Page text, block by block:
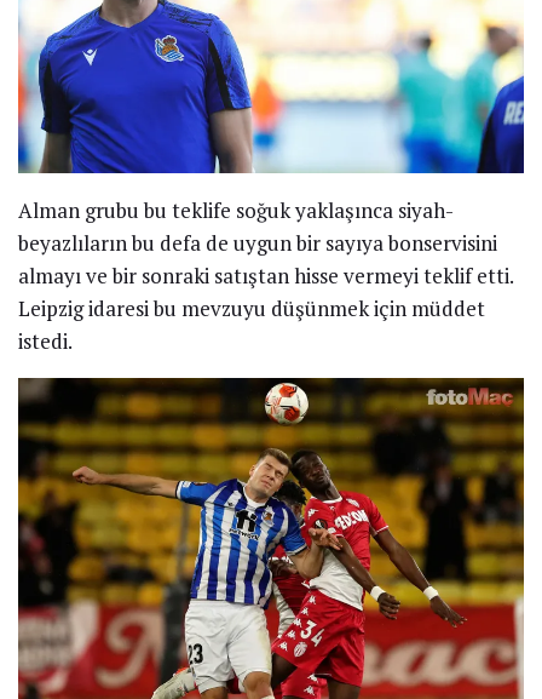
Alman grubu bu teklife soğuk yaklaşınca siyah-
beyazlıların bu defa de uygun bir sayıya bonservisini
almayı ve bir sonraki satıştan hisse vermeyi teklif etti.
Leipzig idaresi bu mevzuyu düşünmek için müddet
istedi.